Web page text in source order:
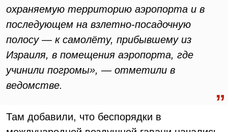
охраняемую территорию аэропорта и в
последующем на взлетно-посадочную
полосу — к самолёту, прибывшему из
Израиля, в помещения аэропорта, где
учинили погромы», — отметили в
ведомстве.
Там добавили, что беспорядки в